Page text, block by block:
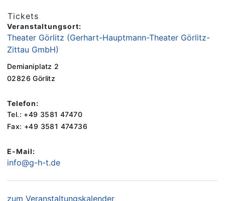
Tickets
Veranstaltungsort:
Theater Görlitz (Gerhart-Hauptmann-Theater Görlitz-
Zittau GmbH)
Demianiplatz 2
02826 Görlitz
Telefon:
Tel.: +49 3581 47470
Fax: +49 3581 474736
E-Mail:
info@g-h-t.de
zum Veranstaltungskalender